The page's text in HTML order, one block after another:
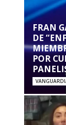
FRAN
DE
POR